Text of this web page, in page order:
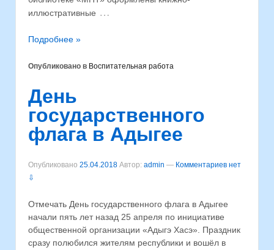
иллюстративные …
Подробнее »
Опубликовано в Воспитательная работа
День
государственного
флага в Адыгее
Опубликовано 25.04.2018 Автор: admin — Комментариев нет
⇩
Отмечать День государственного флага в Адыгее
начали пять лет назад 25 апреля по инициативе
общественной организации «Адыгэ Хасэ». Праздник
сразу полюбился жителям республики и вошёл в